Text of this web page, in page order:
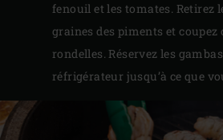
fenouil et les tomates. Retirez
graines des piments et coupez
rondelles. Réservez les
réfrigérateur jusqu’à ce que